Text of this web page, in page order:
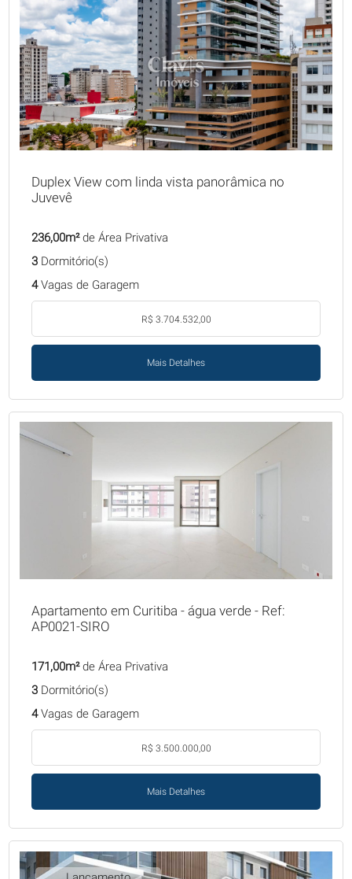
Duplex View com linda vista panorâmica no
Juvevê
236,00m²de Área Privativa
3Dormitório(s)
4Vagas de Garagem
R$ 3.704.532,00
Mais Detalhes
Apartamento em Curitiba - água verde - Ref:
AP0021-SIRO
171,00m²de Área Privativa
3Dormitório(s)
4Vagas de Garagem
R$ 3.500.000,00
Mais Detalhes